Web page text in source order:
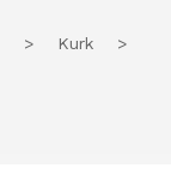
> Kurk
>